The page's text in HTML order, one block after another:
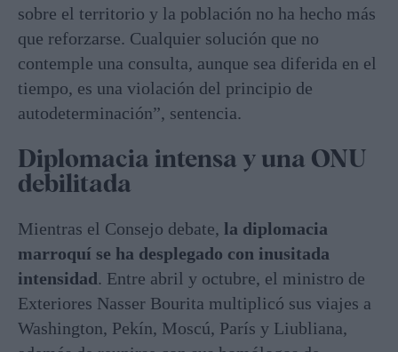
sobre el territorio y la población no ha hecho más
que reforzarse. Cualquier solución que no
contemple una consulta, aunque sea diferida en el
tiempo, es una violación del principio de
autodeterminación”, sentencia.
Diplomacia intensa y una ONU
debilitada
Mientras el Consejo debate, la diplomacia
marroquí se ha desplegado con inusitada
intensidad. Entre abril y octubre, el ministro de
Exteriores Nasser Bourita multiplicó sus viajes a
Washington, Pekín, Moscú, París y Liubliana,